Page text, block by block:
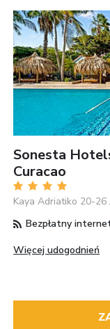
Sonesta
Curacao
Kaya Adriatiko 20-
Bezpłatny
Więcej udogodnień